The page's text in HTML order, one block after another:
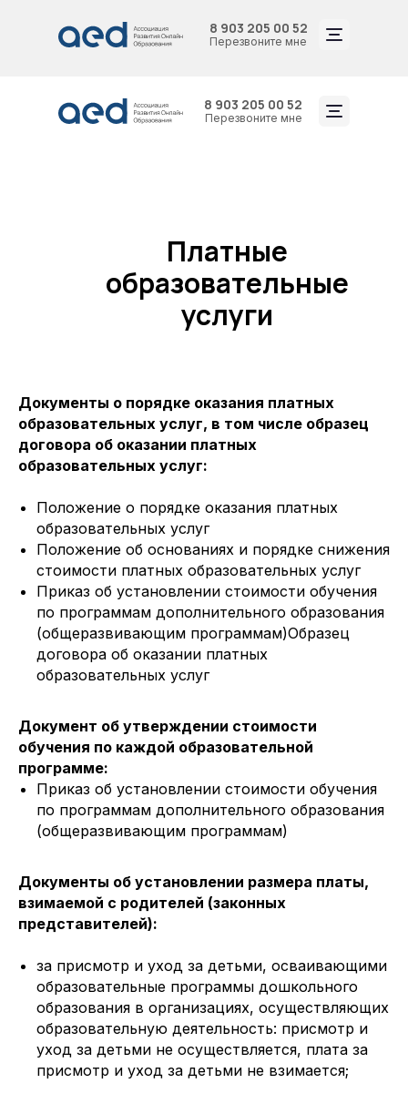
8 903 205 00 52
Перезвоните мне
8 903 205 00 52
Перезвоните мне
Платные
образовательные
услуги
Документы о порядке оказания платных
образовательных услуг, в том числе образец
договора об оказании платных
образовательных услуг:
Положение о порядке оказания платных
образовательных услуг
Положение об основаниях и порядке снижения
стоимости платных образовательных услуг
Приказ об установлении стоимости обучения
по программам дополнительного образования
(общеразвивающим программам)Образец
договора об оказании платных
образовательных услуг
Документ об утверждении стоимости
обучения по каждой образовательной
программе:
Приказ об установлении стоимости обучения
по программам дополнительного образования
(общеразвивающим программам)
Документы об установлении размера платы,
взимаемой с родителей (законных
представителей):
за присмотр и уход за детьми, осваивающими
образовательные программы дошкольного
образования в организациях, осуществляющих
образовательную деятельность: присмотр и
уход за детьми не осуществляется, плата за
присмотр и уход за детьми не взимается;